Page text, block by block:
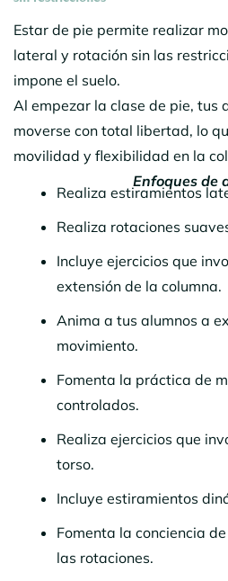
Estar de pie permite realizar
lateral y rotación sin las
impone el suelo.
Al empezar la clase de pie, tus
moverse con total libertad, lo
movilidad y flexibilidad en la
Enfoques de
Realiza estiramientos
Realiza rotaciones
Incluye ejercicios que
extensión de la columna.
Anima a tus alumnos a
movimiento.
Fomenta la práctica de
controlados.
Realiza ejercicios que
torso.
Incluye estiramientos
Fomenta la conciencia
las rotaciones.